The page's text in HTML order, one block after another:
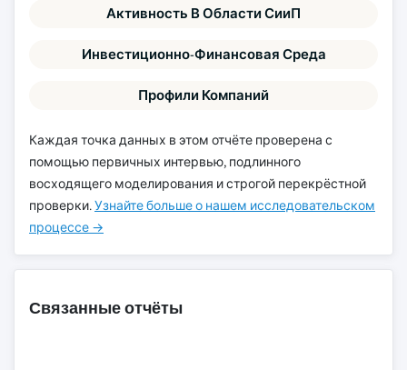
Активность В Области СииП
Инвестиционно-Финансовая Среда
Профили Компаний
Каждая точка данных в этом отчёте проверена с
помощью первичных интервью, подлинного
восходящего моделирования и строгой перекрёстной
проверки.Узнайте больше о нашем исследовательском
процессе →
Связанные отчёты